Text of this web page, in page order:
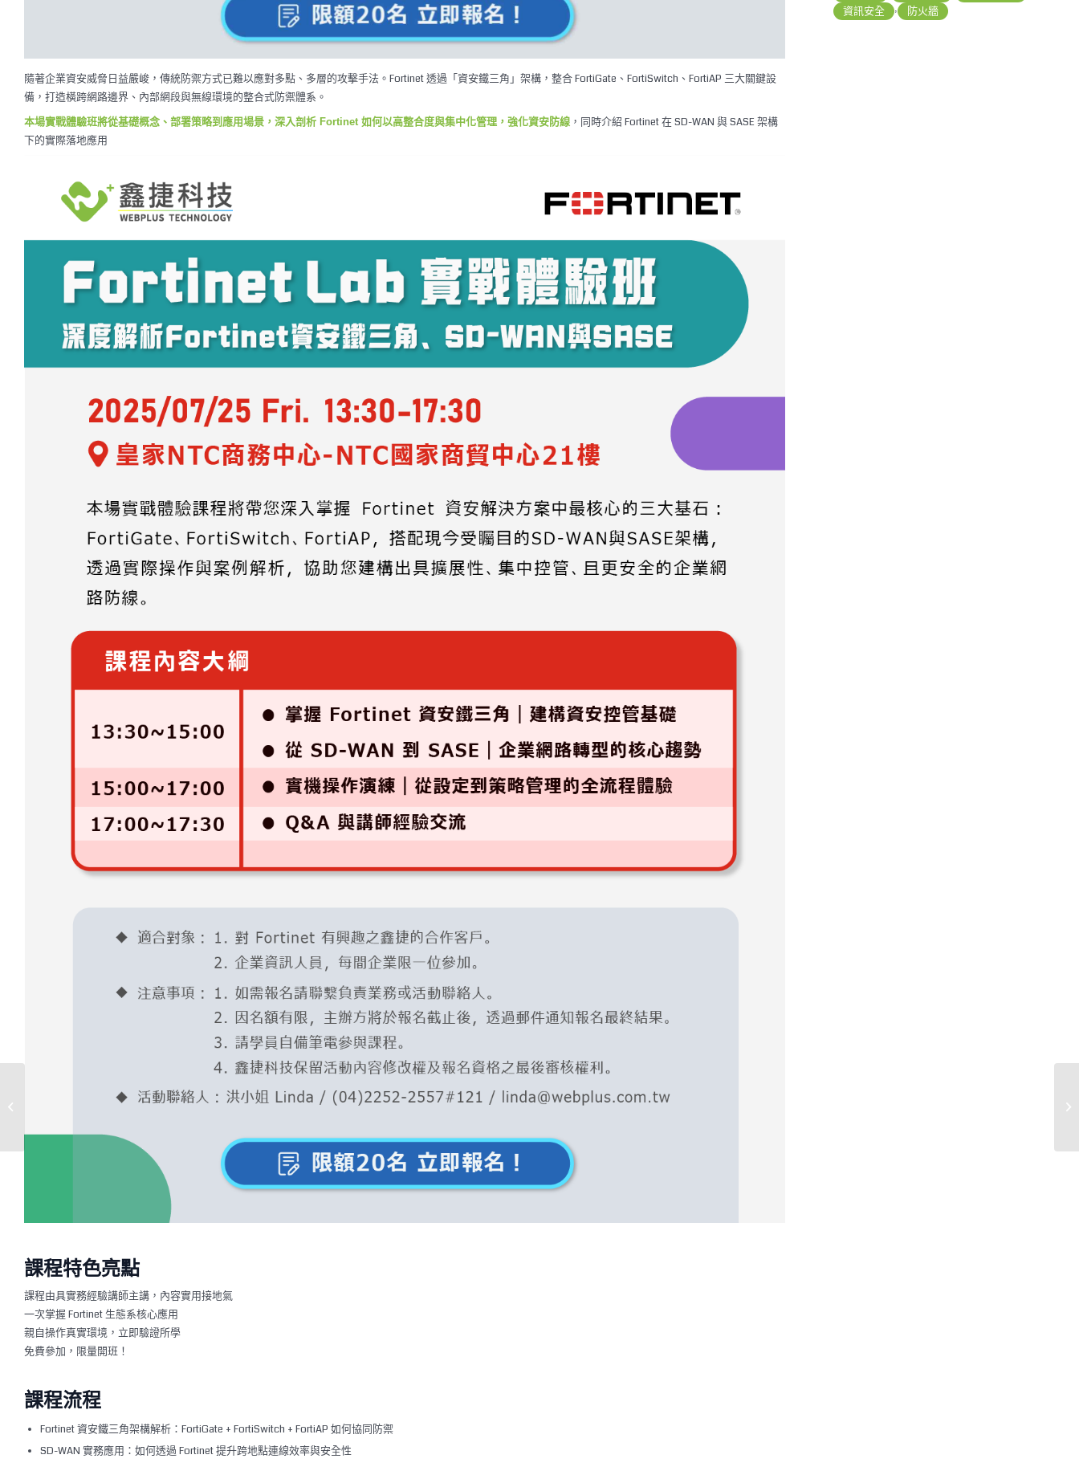
隨著企業資安威脅日益嚴峻，傳統防禦方式已難以應對多點、多層的攻擊手法。Fortinet 透過「資安鐵三角」架構，整合 FortiGate、FortiSwitch、FortiAP 三大關鍵設
備，打造橫跨網路邊界、內部網段與無線環境的整合式防禦體系。
本場實戰體驗班將從基礎概念、部署策略到應用場景，深入剖析 Fortinet 如何以高整合度與集中化管理，強化資安防線 ，同時介紹 Fortinet 在 SD-WAN 與 SASE 架構
下的實際落地應用
課程特色亮點
課程由具實務經驗講師主講，內容實用接地氣
一次掌握 Fortinet 生態系核心應用
親自操作真實環境，立即驗證所學
免費參加，限量開班！
課程流程
Fortinet 資安鐵三角架構解析：FortiGate + FortiSwitch + FortiAP 如何協同防禦
SD-WAN 實務應用：如何透過 Fortinet 提升跨地點連線效率與安全性
資訊安全
, 防火牆
【政府最高補助10萬】
製造業資安防護補助計